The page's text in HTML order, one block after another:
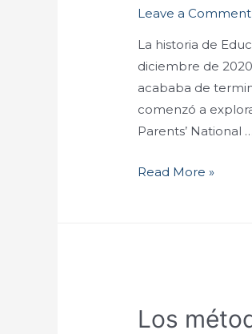
Leave a Comment
La historia de
diciembre de
acababa de
comenzó a
Parents’ National …
Read More »
Los